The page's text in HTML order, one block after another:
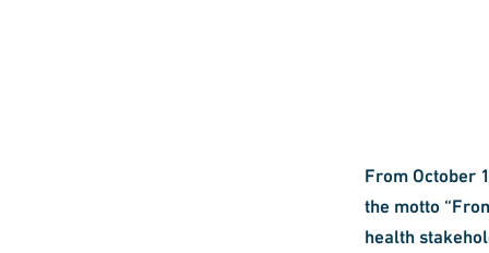
From October
the motto
health